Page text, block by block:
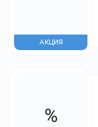
АКЦИЯ
%